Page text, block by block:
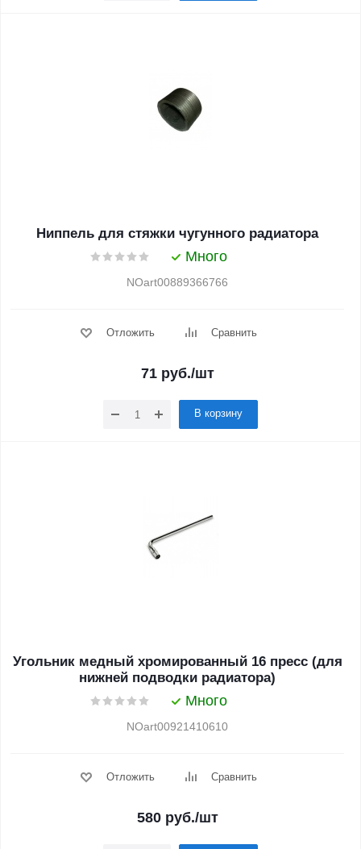
Ниппель для стяжки чугунного радиатора
Много
NOart00889366766
Отложить Сравнить
71 руб./шт
В корзину
Угольник медный хромированный 16 пресс (для
нижней подводки радиатора)
Много
NOart00921410610
Отложить Сравнить
580 руб./шт